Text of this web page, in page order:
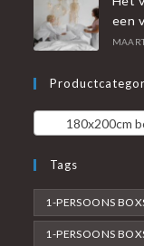
een
180x200cm
Tags
1-PERSOONS
1-PERSOONS